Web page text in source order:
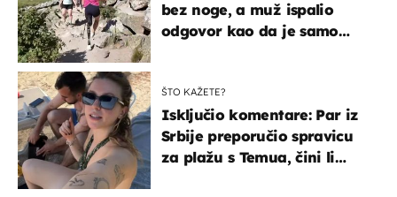
bez noge, a muž ispalio
odgovor kao da je samo
ŠTO KAŽETE?
Isključio komentare: Par iz
Srbije preporučio spravicu
za plažu s Temua, čini li